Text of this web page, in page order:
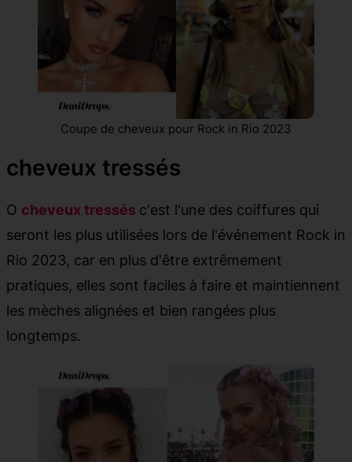
Coupe de cheveux pour Rock in Rio 2023
cheveux tressés
O cheveux tressés c'est l'une des coiffures qui
seront les plus utilisées lors de l'événement Rock in
Rio 2023, car en plus d'être extrêmement
pratiques, elles sont faciles à faire et maintiennent
les mèches alignées et bien rangées plus
longtemps.